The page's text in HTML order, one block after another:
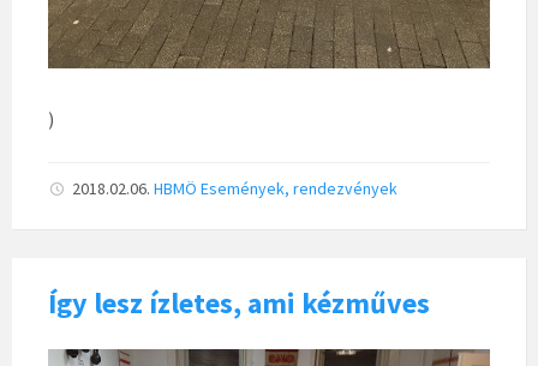
)
2018.02.06. HBMÖ Események, rendezvények
Így lesz ízletes, ami kézműves